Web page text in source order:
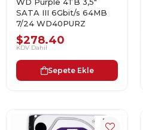
SATA III 6Gbit/s 64MB
7/24 WD40PURZ
$278.40
KDV Dahil
Sepete Ekle